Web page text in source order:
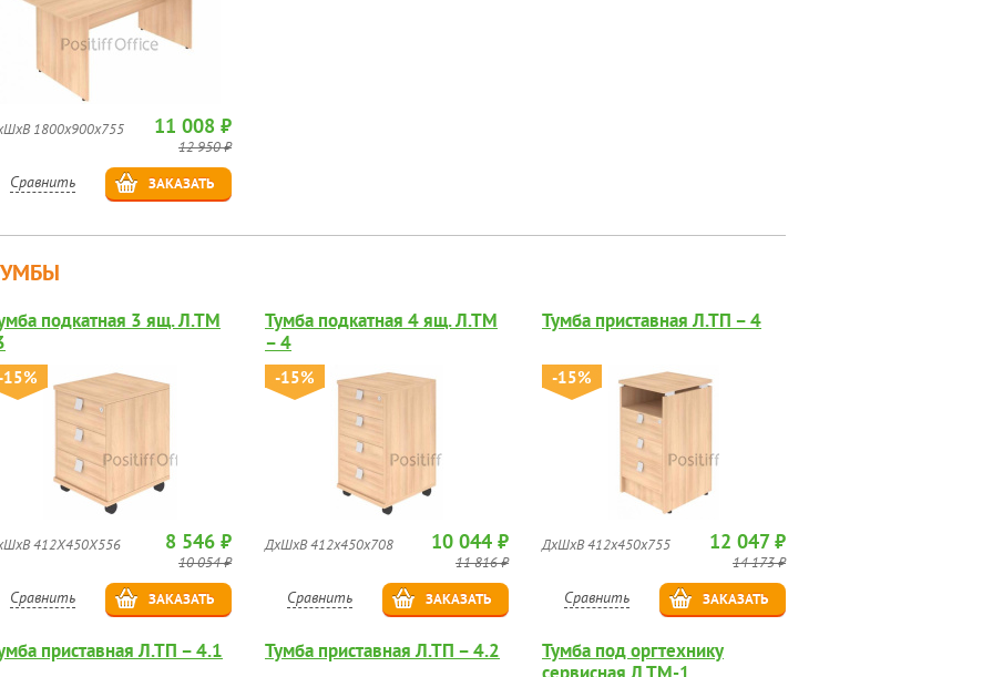
1800х900х755 11 008 ₽
12 950 ₽
Сравнить ЗАКАЗАТЬ
подкатная 3 ящ. Л.ТМ
15%
412Х450Х556 8 546 ₽
10 054 ₽
Сравнить ЗАКАЗАТЬ
Тумба подкатная 4 ящ. Л.ТМ
– 4
-15%
ДхШхВ 412х450х708 10 044 ₽
11 816 ₽
Сравнить ЗАКАЗАТЬ
Тумба приставная Л.ТП – 4
-15%
ДхШхВ 412х450х755 12 047 ₽
14 173 ₽
Сравнить ЗАКАЗАТЬ
приставная Л.ТП – 4.1 Тумба приставная Л.ТП – 4.2
Тумба под оргтехнику